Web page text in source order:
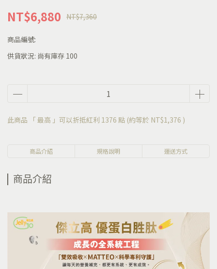
NT$6,880 NT$7,360
商品編號:
供貨狀況: 尚有庫存 100
此商品 「 最高 」可以折抵紅利 1376 點 (約等於 NT$1,376 )
商品介紹 規格說明 運送方式
商品介紹